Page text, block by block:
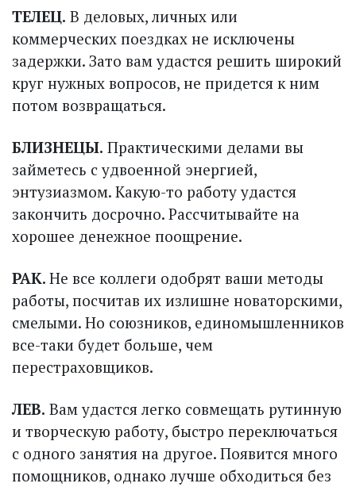
ТЕЛЕЦ. В деловых, личных или
коммерческих поездках не исключены
задержки. Зато вам удастся решить широкий
круг нужных вопросов, не придется к ним
потом возвращаться.
БЛИЗНЕЦЫ. Практическими делами вы
займетесь с удвоенной энергией,
энтузиазмом. Какую-то работу удастся
закончить досрочно. Рассчитывайте на
хорошее денежное поощрение.
РАК. Не все коллеги одобрят ваши методы
работы, посчитав их излишне новаторскими,
смелыми. Но союзников, единомышленников
все-таки будет больше, чем
перестраховщиков.
ЛЕВ. Вам удастся легко совмещать рутинную
и творческую работу, быстро переключаться
с одного занятия на другое. Появится много
помощников, однако лучше обходиться без